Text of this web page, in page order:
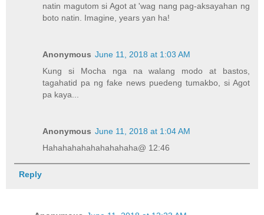
natin magutom si Agot at 'wag nang pag-aksayahan ng
boto natin. Imagine, years yan ha!
Anonymous June 11, 2018 at 1:03 AM
Kung si Mocha nga na walang modo at bastos,
tagahatid pa ng fake news puedeng tumakbo, si Agot
pa kaya...
Anonymous June 11, 2018 at 1:04 AM
Hahahahahahahahahaha@ 12:46
Reply